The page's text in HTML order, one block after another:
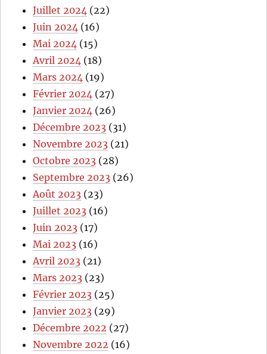
Juillet 2024 (22)
Juin 2024 (16)
Mai 2024 (15)
Avril 2024 (18)
Mars 2024 (19)
Février 2024 (27)
Janvier 2024 (26)
Décembre 2023 (31)
Novembre 2023 (21)
Octobre 2023 (28)
Septembre 2023 (26)
Août 2023 (23)
Juillet 2023 (16)
Juin 2023 (17)
Mai 2023 (16)
Avril 2023 (21)
Mars 2023 (23)
Février 2023 (25)
Janvier 2023 (29)
Décembre 2022 (27)
Novembre 2022 (16)